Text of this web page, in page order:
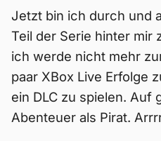
Jetzt bin ich durch und
Teil der Serie hinter mir
ich werde nicht mehr
paar XBox Live Erfolge
ein DLC zu spielen. Auf
Abenteuer als Pirat.